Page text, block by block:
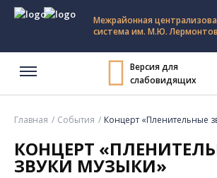
Межрайонная
система им. М.Ю.
Версия для
слабовидящих
Главная События Концерт «Пленительные
КОНЦЕРТ
ЗВУКИ МУЗЫКИ»